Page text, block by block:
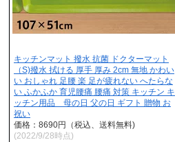
キッチンマット 撥水 抗菌 ドクターマット
（S)撥水 拭ける 厚手 厚み 2cm 無地 かわい
い おしゃれ 足腰 楽 足が疲れない へたらな
い ふかふか 育児腰痛 腰痛 対策 キッチン キ
ッチン用品 母の日 父の日 ギフト 贈物 お
祝い
価格：8690円（税込、送料無料)
(2022/9/28時点)